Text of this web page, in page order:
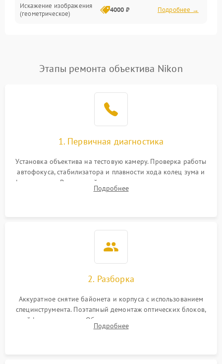
Искажение изображения
(геометрическое)
4000 ₽ Подробнее →
Проблемы с резкостью
Этапы ремонта объектива Nikon
1. Первичная диагностика
Установка объектива на тестовую камеру. Проверка работы
автофокуса, стабилизатора и плавности хода колец зума и
фокусировки. Визуальный осмотр линз на наличие царапин,
грибка, пыли и оценка состояния контактов байонета.
Подробнее
2. Разборка
Аккуратное снятие байонета и корпуса с использованием
специнструмента. Поэтапный демонтаж оптических блоков,
шлейфов и приводов. Обязательная маркировка положения
линзовых групп для сохранения заводской центровки при
Подробнее